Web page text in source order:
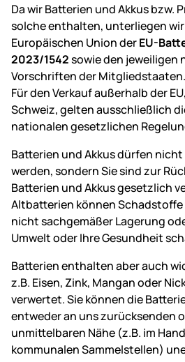
Da wir Batterien und Akkus bzw.
solche enthalten, unterliegen
Europäischen Union derEU-
2023/1542sowie den jeweiligen
Vorschriften der Mitgliedstaaten.
Für den Verkauf außerhalb der
Schweiz, gelten ausschließlich
nationalen gesetzlichen
Batterien und Akkus dürfen
werden, sondern Sie sind zur
Batterien und Akkus gesetzlich
Altbatterien können
nicht sachgemäßer Lagerung
Umwelt oder Ihre Gesundheit
Batterien enthalten aber auch
z.B. Eisen, Zink, Mangan oder
verwertet. Sie können die
entweder an uns zurücksenden
unmittelbaren Nähe (z.B. im
kommunalen Sammelstellen)